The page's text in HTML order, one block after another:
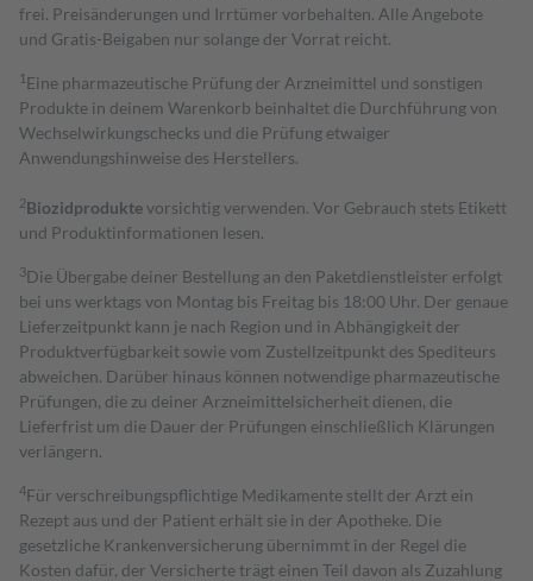
frei. Preisänderungen und Irrtümer vorbehalten. Alle Angebote
und Gratis-Beigaben nur solange der Vorrat reicht.
1 Eine pharmazeutische Prüfung der Arzneimittel und sonstigen
Produkte in deinem Warenkorb beinhaltet die Durchführung von
Wechselwirkungschecks und die Prüfung etwaiger
Anwendungshinweise des Herstellers.
2Biozidproduktevorsichtig verwenden. Vor Gebrauch stets Etikett
und Produktinformationen lesen.
3Die Übergabe deiner Bestellung an den Paketdienstleister erfolgt
bei uns werktags von Montag bis Freitag bis 18:00 Uhr. Der genaue
Lieferzeitpunkt kann je nach Region und in Abhängigkeit der
Produktverfügbarkeit sowie vom Zustellzeitpunkt des Spediteurs
abweichen. Darüber hinaus können notwendige pharmazeutische
Prüfungen, die zu deiner Arzneimittelsicherheit dienen, die
Lieferfrist um die Dauer der Prüfungen einschließlich Klärungen
verlängern.
4Für verschreibungspflichtige Medikamente stellt der Arzt ein
Rezept aus und der Patient erhält sie in der Apotheke. Die
gesetzliche Krankenversicherung übernimmt in der Regel die
Kosten dafür, der Versicherte trägt einen Teil davon als Zuzahlung